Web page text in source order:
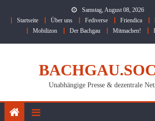
Samstag, August 08, 2026
Startseite
Über uns Fediverse Friendica
Mobilizon
Der Bachgau Mitmachen!
Unabhängige Presse & dezentrale